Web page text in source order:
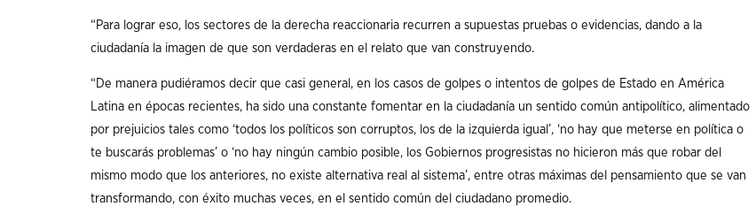
“Para lograr eso, los sectores de la derecha reaccionaria recurren a supuestas pruebas o evidencias, dando a la
ciudadanía la imagen de que son verdaderas en el relato que van construyendo.
“De manera pudiéramos decir que casi general, en los casos de golpes o intentos de golpes de Estado en América
Latina en épocas recientes, ha sido una constante fomentar en la ciudadanía un sentido común antipolítico, alimentado
por prejuicios tales como ‘todos los políticos son corruptos, los de la izquierda igual’, ‘no hay que meterse en política o
te buscarás problemas’ o ‘no hay ningún cambio posible, los Gobiernos progresistas no hicieron más que robar del
mismo modo que los anteriores, no existe alternativa real al sistema’, entre otras máximas del pensamiento que se van
transformando, con éxito muchas veces, en el sentido común del ciudadano promedio.